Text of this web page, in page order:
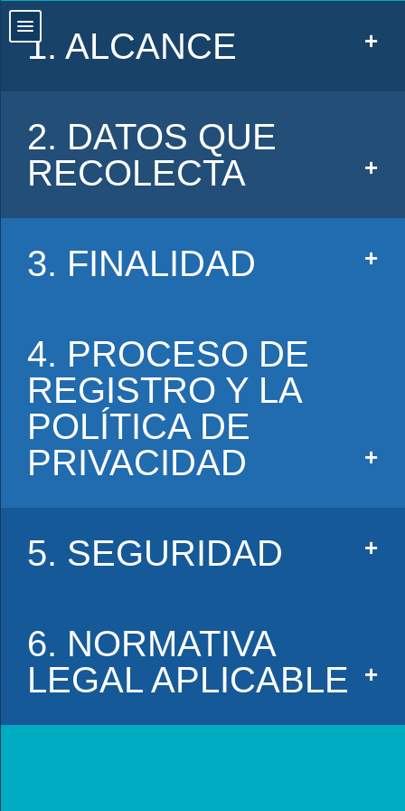
1. ALCANCE
2. DATOS QUE
RECOLECTA
3. FINALIDAD
4. PROCESO DE
REGISTRO Y LA
POLÍTICA DE
PRIVACIDAD
5. SEGURIDAD
6. NORMATIVA
LEGAL APLICABLE